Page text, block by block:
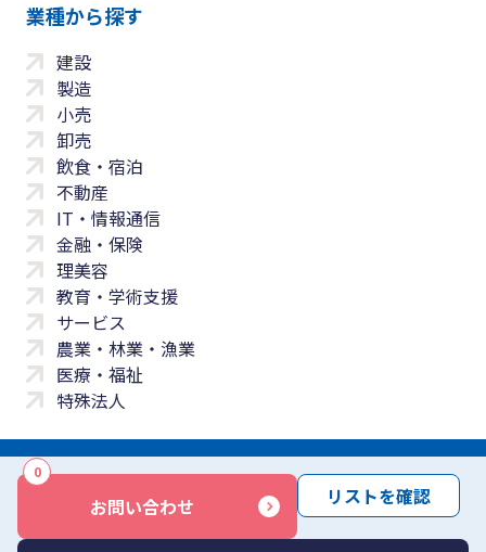
お問い合わせ
0
リストを確認
業種から探す
建設
製造
小売
卸売
飲食・宿泊
不動産
IT・情報通信
金融・保険
理美容
教育・学術支援
サービス
農業・林業・漁業
医療・福祉
特殊法人
サイトマップ 免責事項 サービス利用規約
商標について反社会勢力に対する基本方針 お問い合わせ